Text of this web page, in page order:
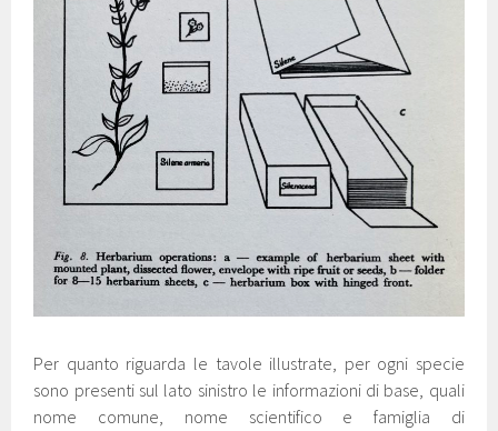
Per quanto riguarda le tavole illustrate, per ogni specie
sono presenti sul lato sinistro le informazioni di base, quali
nome comune, nome scientifico e famiglia di